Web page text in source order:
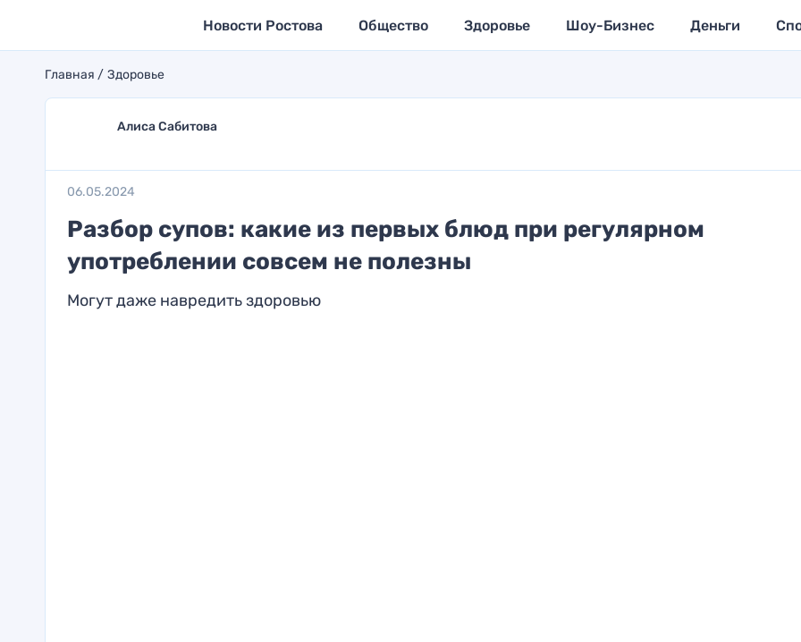
Новости Ростова Общество Здоровье Шоу-Бизнес Деньги
Главная Здоровье
Алиса Сабитова
06.05.2024
Разбор супов: какие из первых блюд при регулярном
употреблении совсем не полезны
Могут даже навредить здоровью